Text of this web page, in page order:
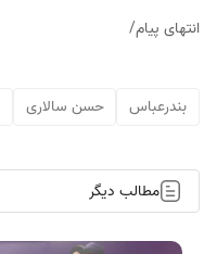
انتهای پیام/
بندرعباس حسن سالاری
مطالب دیگر